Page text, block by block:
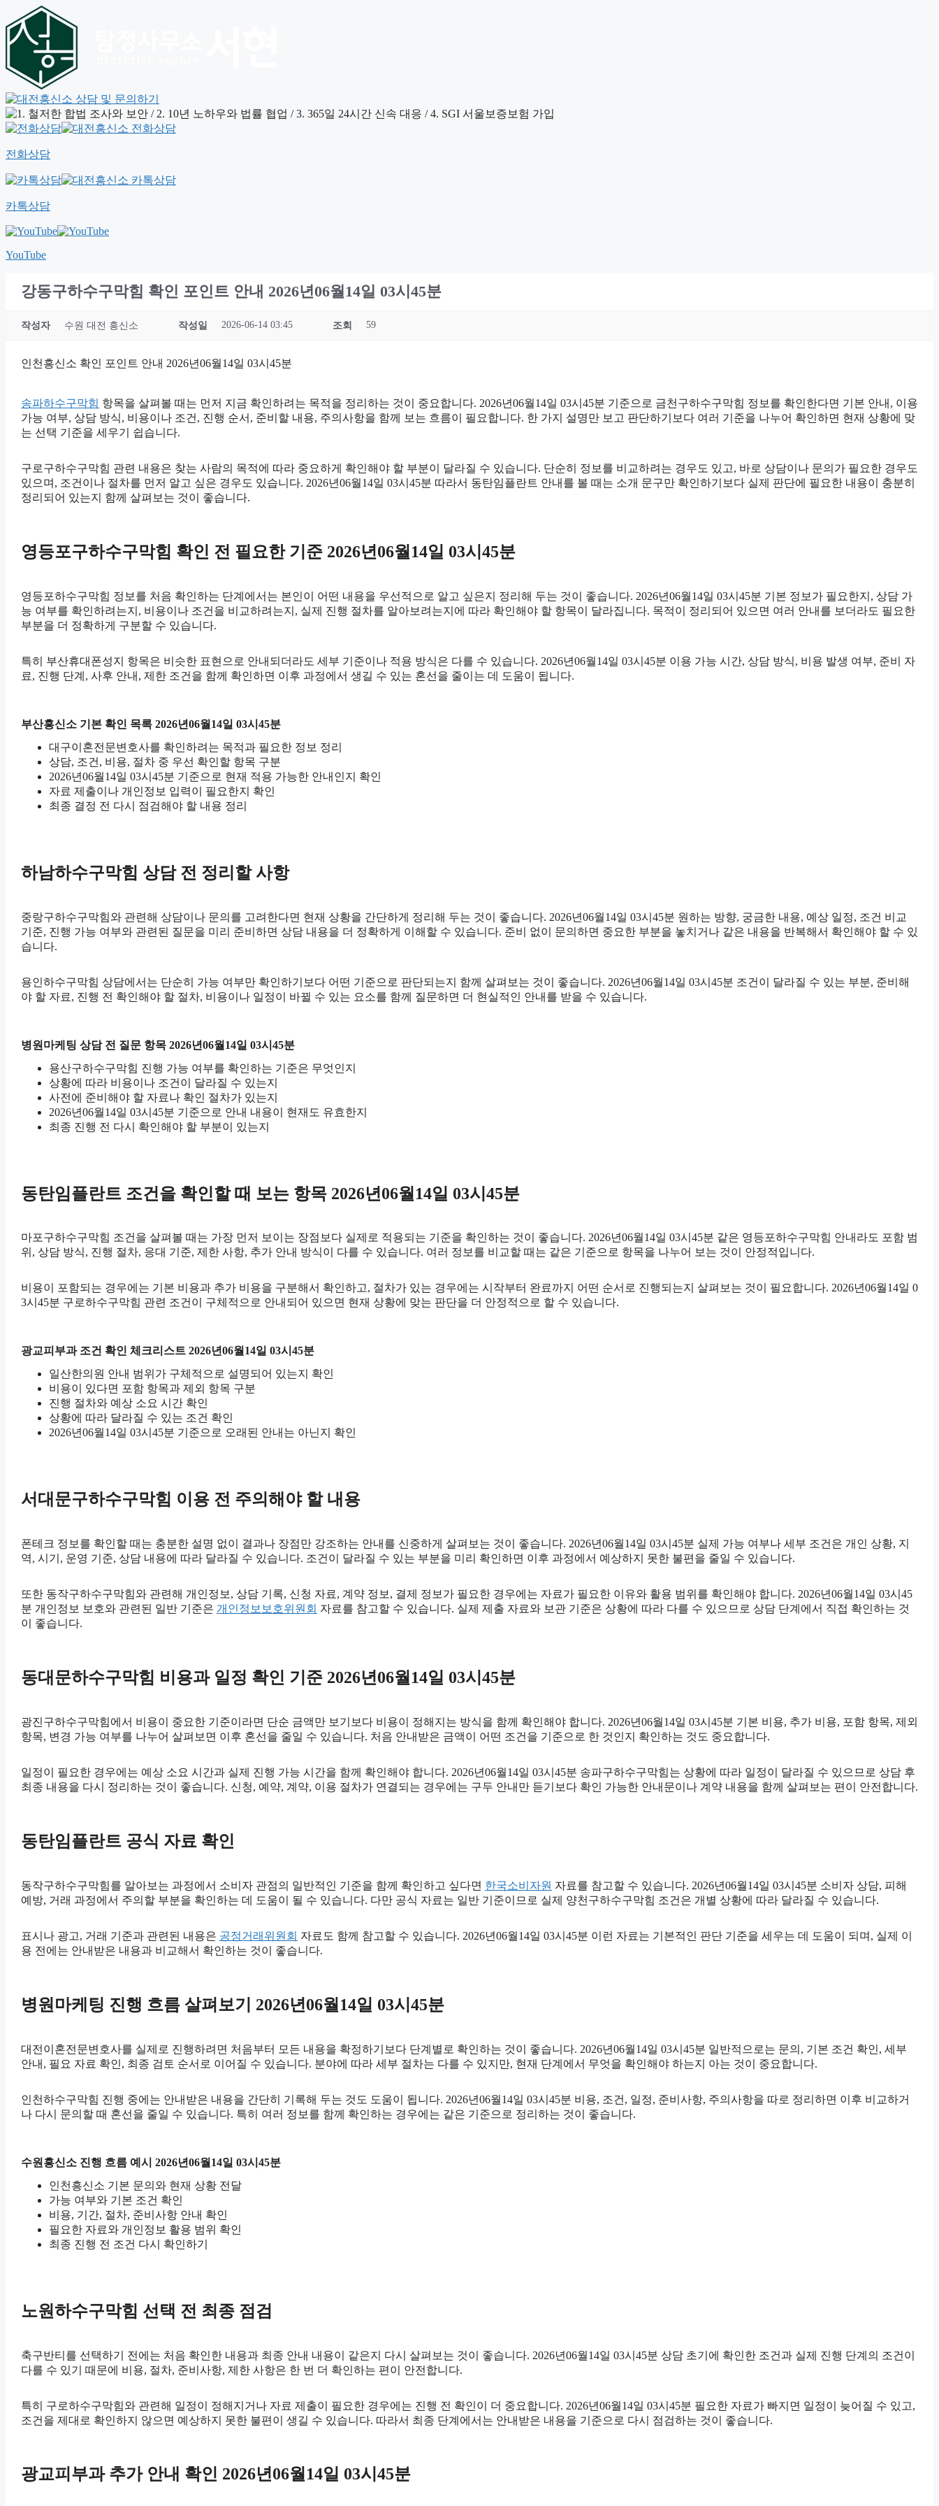
전화상담
카톡상담
YouTube
강동구하수구막힘 확인 포인트 안내 2026년06월14일 03시45분
작성자 수원 대전 흥신소 작성일 2026-06-14 03:45 조회 59
인천흥신소 확인 포인트 안내 2026년06월14일 03시45분
송파하수구막힘 항목을 살펴볼 때는 먼저 지금 확인하려는 목적을 정리하는 것이 중요합니다. 2026년06월14일 03시45분 기준으로 금천구하수구막힘 정보를 확인한다면 기본 안내, 이용
가능 여부, 상담 방식, 비용이나 조건, 진행 순서, 준비할 내용, 주의사항을 함께 보는 흐름이 필요합니다. 한 가지 설명만 보고 판단하기보다 여러 기준을 나누어 확인하면 현재 상황에 맞
는 선택 기준을 세우기 쉽습니다.
구로구하수구막힘 관련 내용은 찾는 사람의 목적에 따라 중요하게 확인해야 할 부분이 달라질 수 있습니다. 단순히 정보를 비교하려는 경우도 있고, 바로 상담이나 문의가 필요한 경우도
있으며, 조건이나 절차를 먼저 알고 싶은 경우도 있습니다. 2026년06월14일 03시45분 따라서 동탄임플란트 안내를 볼 때는 소개 문구만 확인하기보다 실제 판단에 필요한 내용이 충분히
정리되어 있는지 함께 살펴보는 것이 좋습니다.
영등포구하수구막힘 확인 전 필요한 기준 2026년06월14일 03시45분
영등포하수구막힘 정보를 처음 확인하는 단계에서는 본인이 어떤 내용을 우선적으로 알고 싶은지 정리해 두는 것이 좋습니다. 2026년06월14일 03시45분 기본 정보가 필요한지, 상담 가
능 여부를 확인하려는지, 비용이나 조건을 비교하려는지, 실제 진행 절차를 알아보려는지에 따라 확인해야 할 항목이 달라집니다. 목적이 정리되어 있으면 여러 안내를 보더라도 필요한
부분을 더 정확하게 구분할 수 있습니다.
특히 부산휴대폰성지 항목은 비슷한 표현으로 안내되더라도 세부 기준이나 적용 방식은 다를 수 있습니다. 2026년06월14일 03시45분 이용 가능 시간, 상담 방식, 비용 발생 여부, 준비 자
료, 진행 단계, 사후 안내, 제한 조건을 함께 확인하면 이후 과정에서 생길 수 있는 혼선을 줄이는 데 도움이 됩니다.
부산흥신소 기본 확인 목록 2026년06월14일 03시45분
대구이혼전문변호사를 확인하려는 목적과 필요한 정보 정리
상담, 조건, 비용, 절차 중 우선 확인할 항목 구분
2026년06월14일 03시45분 기준으로 현재 적용 가능한 안내인지 확인
자료 제출이나 개인정보 입력이 필요한지 확인
최종 결정 전 다시 점검해야 할 내용 정리
하남하수구막힘 상담 전 정리할 사항
중랑구하수구막힘와 관련해 상담이나 문의를 고려한다면 현재 상황을 간단하게 정리해 두는 것이 좋습니다. 2026년06월14일 03시45분 원하는 방향, 궁금한 내용, 예상 일정, 조건 비교
기준, 진행 가능 여부와 관련된 질문을 미리 준비하면 상담 내용을 더 정확하게 이해할 수 있습니다. 준비 없이 문의하면 중요한 부분을 놓치거나 같은 내용을 반복해서 확인해야 할 수 있
습니다.
용인하수구막힘 상담에서는 단순히 가능 여부만 확인하기보다 어떤 기준으로 판단되는지 함께 살펴보는 것이 좋습니다. 2026년06월14일 03시45분 조건이 달라질 수 있는 부분, 준비해
야 할 자료, 진행 전 확인해야 할 절차, 비용이나 일정이 바뀔 수 있는 요소를 함께 질문하면 더 현실적인 안내를 받을 수 있습니다.
병원마케팅 상담 전 질문 항목 2026년06월14일 03시45분
용산구하수구막힘 진행 가능 여부를 확인하는 기준은 무엇인지
상황에 따라 비용이나 조건이 달라질 수 있는지
사전에 준비해야 할 자료나 확인 절차가 있는지
2026년06월14일 03시45분 기준으로 안내 내용이 현재도 유효한지
최종 진행 전 다시 확인해야 할 부분이 있는지
동탄임플란트 조건을 확인할 때 보는 항목 2026년06월14일 03시45분
마포구하수구막힘 조건을 살펴볼 때는 가장 먼저 보이는 장점보다 실제로 적용되는 기준을 확인하는 것이 좋습니다. 2026년06월14일 03시45분 같은 영등포하수구막힘 안내라도 포함 범
위, 상담 방식, 진행 절차, 응대 기준, 제한 사항, 추가 안내 방식이 다를 수 있습니다. 여러 정보를 비교할 때는 같은 기준으로 항목을 나누어 보는 것이 안정적입니다.
비용이 포함되는 경우에는 기본 비용과 추가 비용을 구분해서 확인하고, 절차가 있는 경우에는 시작부터 완료까지 어떤 순서로 진행되는지 살펴보는 것이 필요합니다. 2026년06월14일 0
3시45분 구로하수구막힘 관련 조건이 구체적으로 안내되어 있으면 현재 상황에 맞는 판단을 더 안정적으로 할 수 있습니다.
광교피부과 조건 확인 체크리스트 2026년06월14일 03시45분
일산한의원 안내 범위가 구체적으로 설명되어 있는지 확인
비용이 있다면 포함 항목과 제외 항목 구분
진행 절차와 예상 소요 시간 확인
상황에 따라 달라질 수 있는 조건 확인
2026년06월14일 03시45분 기준으로 오래된 안내는 아닌지 확인
서대문구하수구막힘 이용 전 주의해야 할 내용
폰테크 정보를 확인할 때는 충분한 설명 없이 결과나 장점만 강조하는 안내를 신중하게 살펴보는 것이 좋습니다. 2026년06월14일 03시45분 실제 가능 여부나 세부 조건은 개인 상황, 지
역, 시기, 운영 기준, 상담 내용에 따라 달라질 수 있습니다. 조건이 달라질 수 있는 부분을 미리 확인하면 이후 과정에서 예상하지 못한 불편을 줄일 수 있습니다.
또한 동작구하수구막힘와 관련해 개인정보, 상담 기록, 신청 자료, 계약 정보, 결제 정보가 필요한 경우에는 자료가 필요한 이유와 활용 범위를 확인해야 합니다. 2026년06월14일 03시45
분 개인정보 보호와 관련된 일반 기준은 개인정보보호위원회 자료를 참고할 수 있습니다. 실제 제출 자료와 보관 기준은 상황에 따라 다를 수 있으므로 상담 단계에서 직접 확인하는 것
이 좋습니다.
동대문하수구막힘 비용과 일정 확인 기준 2026년06월14일 03시45분
광진구하수구막힘에서 비용이 중요한 기준이라면 단순 금액만 보기보다 비용이 정해지는 방식을 함께 확인해야 합니다. 2026년06월14일 03시45분 기본 비용, 추가 비용, 포함 항목, 제외
항목, 변경 가능 여부를 나누어 살펴보면 이후 혼선을 줄일 수 있습니다. 처음 안내받은 금액이 어떤 조건을 기준으로 한 것인지 확인하는 것도 중요합니다.
일정이 필요한 경우에는 예상 소요 시간과 실제 진행 가능 시간을 함께 확인해야 합니다. 2026년06월14일 03시45분 송파구하수구막힘는 상황에 따라 일정이 달라질 수 있으므로 상담 후
최종 내용을 다시 정리하는 것이 좋습니다. 신청, 예약, 계약, 이용 절차가 연결되는 경우에는 구두 안내만 듣기보다 확인 가능한 안내문이나 계약 내용을 함께 살펴보는 편이 안전합니다.
동탄임플란트 공식 자료 확인
동작구하수구막힘를 알아보는 과정에서 소비자 관점의 일반적인 기준을 함께 확인하고 싶다면 한국소비자원 자료를 참고할 수 있습니다. 2026년06월14일 03시45분 소비자 상담, 피해
예방, 거래 과정에서 주의할 부분을 확인하는 데 도움이 될 수 있습니다. 다만 공식 자료는 일반 기준이므로 실제 양천구하수구막힘 조건은 개별 상황에 따라 달라질 수 있습니다.
표시나 광고, 거래 기준과 관련된 내용은 공정거래위원회 자료도 함께 참고할 수 있습니다. 2026년06월14일 03시45분 이런 자료는 기본적인 판단 기준을 세우는 데 도움이 되며, 실제 이
용 전에는 안내받은 내용과 비교해서 확인하는 것이 좋습니다.
병원마케팅 진행 흐름 살펴보기 2026년06월14일 03시45분
대전이혼전문변호사를 실제로 진행하려면 처음부터 모든 내용을 확정하기보다 단계별로 확인하는 것이 좋습니다. 2026년06월14일 03시45분 일반적으로는 문의, 기본 조건 확인, 세부
안내, 필요 자료 확인, 최종 검토 순서로 이어질 수 있습니다. 분야에 따라 세부 절차는 다를 수 있지만, 현재 단계에서 무엇을 확인해야 하는지 아는 것이 중요합니다.
인천하수구막힘 진행 중에는 안내받은 내용을 간단히 기록해 두는 것도 도움이 됩니다. 2026년06월14일 03시45분 비용, 조건, 일정, 준비사항, 주의사항을 따로 정리하면 이후 비교하거
나 다시 문의할 때 혼선을 줄일 수 있습니다. 특히 여러 정보를 함께 확인하는 경우에는 같은 기준으로 정리하는 것이 좋습니다.
수원흥신소 진행 흐름 예시 2026년06월14일 03시45분
인천흥신소 기본 문의와 현재 상황 전달
가능 여부와 기본 조건 확인
비용, 기간, 절차, 준비사항 안내 확인
필요한 자료와 개인정보 활용 범위 확인
최종 진행 전 조건 다시 확인하기
노원하수구막힘 선택 전 최종 점검
축구반티를 선택하기 전에는 처음 확인한 내용과 최종 안내 내용이 같은지 다시 살펴보는 것이 좋습니다. 2026년06월14일 03시45분 상담 초기에 확인한 조건과 실제 진행 단계의 조건이
다를 수 있기 때문에 비용, 절차, 준비사항, 제한 사항은 한 번 더 확인하는 편이 안전합니다.
특히 구로하수구막힘와 관련해 일정이 정해지거나 자료 제출이 필요한 경우에는 진행 전 확인이 더 중요합니다. 2026년06월14일 03시45분 필요한 자료가 빠지면 일정이 늦어질 수 있고,
조건을 제대로 확인하지 않으면 예상하지 못한 불편이 생길 수 있습니다. 따라서 최종 단계에서는 안내받은 내용을 기준으로 다시 점검하는 것이 좋습니다.
광교피부과 추가 안내 확인 2026년06월14일 03시45분